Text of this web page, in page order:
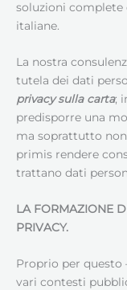
soluzioni complete
italiane.
La nostra
tutela dei dati
privacy sulla carta;
predisporre una
ma soprattutto
primis rendere
trattano dati
LA FORMAZIONE
PRIVACY.
Proprio per questo
vari contesti